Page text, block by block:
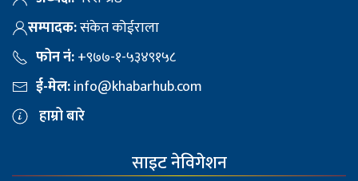
सम्पादक:संकेत कोईराला
फोन नं:+९७७-१-५३४९१५८
ई-मेल:info@khabarhub.com
हाम्रो बारे
साइट नेविगेशन